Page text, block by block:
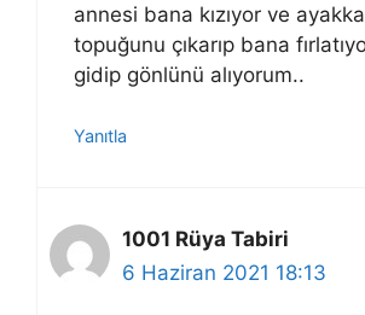
annesi bana kızıyor ve
topuğunu çıkarıp bana
gidip gönlünü alıyorum..
Yanıtla
1001 Rüya Tabiri
6 Haziran 2021 18:13